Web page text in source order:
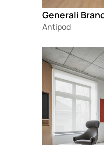
Generali
Antipod
Loading